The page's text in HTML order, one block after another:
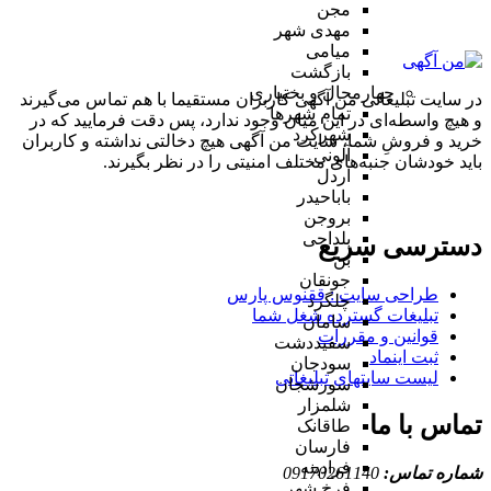
مجن
مهدی شهر
میامی
بازگشت
چهارمحال و بختیاری
تمام شهر‌ها
شهرکرد
آلونی
اردل
باباحیدر
بروجن
بلداجی
بن
جونقان
چلگرد
سامان
سفیددشت
سودجان
سورشجان
شلمزار
طاقانک
فارسان
فرادبنه
در سایت تبلیغاتی من آگهی کاربران مستقیما با هم تماس می‌گیرند
و هیچ واسطه‌ای در این میان وجود ندارد، پس دقت فرمایید که در
خرید و فروشِ شما، سایت من آگهی هیچ دخالتی نداشته و کاربران
باید خودشان جنبه‌های مختلف امنیتی را در نظر بگیرند.
دسترسی سریع
طراحی سایت :‌ ققنوس پارس
تبلیغات گسترده شغل شما
قوانین و مقررات
ثبت اینماد
لیست سایتهای تبلیغاتی
تماس با ما
شماره تماس: 09170261140